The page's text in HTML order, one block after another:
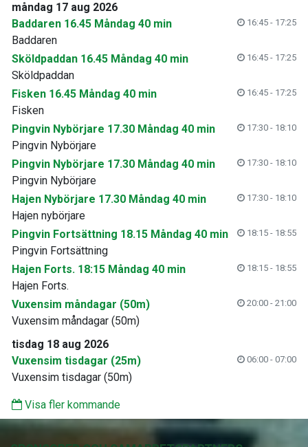
måndag 17 aug 2026
Baddaren 16.45 Måndag 40 min
16:45 - 17:25
Baddaren
Sköldpaddan 16.45 Måndag 40 min
16:45 - 17:25
Sköldpaddan
Fisken 16.45 Måndag 40 min
16:45 - 17:25
Fisken
Pingvin Nybörjare 17.30 Måndag 40 min
17:30 - 18:10
Pingvin Nybörjare
Pingvin Nybörjare 17.30 Måndag 40 min
17:30 - 18:10
Pingvin Nybörjare
Hajen Nybörjare 17.30 Måndag 40 min
17:30 - 18:10
Hajen nybörjare
Pingvin Fortsättning 18.15 Måndag 40 min
18:15 - 18:55
Pingvin Fortsättning
Hajen Forts. 18:15 Måndag 40 min
18:15 - 18:55
Hajen Forts.
Vuxensim måndagar (50m)
20:00 - 21:00
Vuxensim måndagar (50m)
tisdag 18 aug 2026
Vuxensim tisdagar (25m)
06:00 - 07:00
Vuxensim tisdagar (50m)
Visa fler kommande